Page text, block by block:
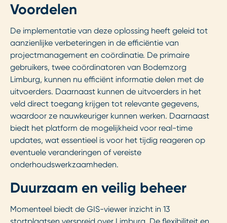
Voordelen
De implementatie van deze oplossing heeft geleid tot
aanzienlijke verbeteringen in de efficiëntie van
projectmanagement en coördinatie. De primaire
gebruikers, twee coördinatoren van Bodemzorg
Limburg, kunnen nu efficiënt informatie delen met de
uitvoerders. Daarnaast kunnen de uitvoerders in het
veld direct toegang krijgen tot relevante gegevens,
waardoor ze nauwkeuriger kunnen werken. Daarnaast
biedt het platform de mogelijkheid voor real-time
updates, wat essentieel is voor het tijdig reageren op
eventuele veranderingen of vereiste
onderhoudswerkzaamheden.
Duurzaam en veilig beheer
Momenteel biedt de GIS-viewer inzicht in 13